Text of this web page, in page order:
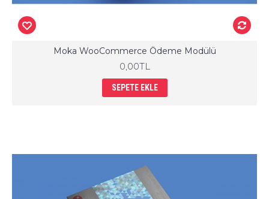
Moka WooCommerce Ödeme Modülü
0,00TL
SEPETE EKLE